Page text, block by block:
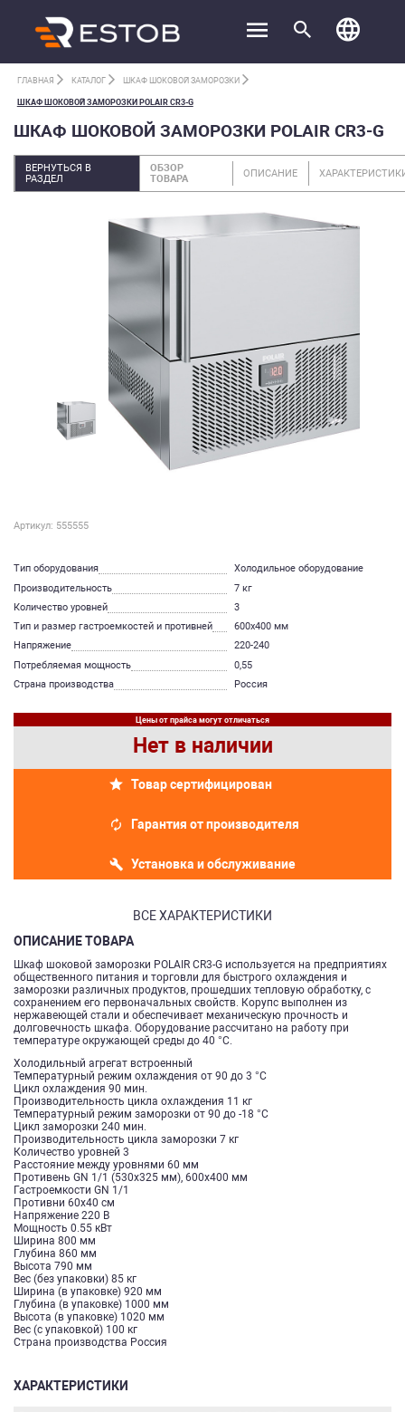
ГЛАВНАЯ КАТАЛОГ ШКАФ ШОКОВОЙ ЗАМОРОЗКИ
ШКАФ ШОКОВОЙ ЗАМОРОЗКИ POLAIR CR3-G
ШКАФ ШОКОВОЙ ЗАМОРОЗКИ POLAIR CR3-G
ВЕРНУТЬСЯ В
РАЗДЕЛ
ОБЗОР
ТОВАРА
ОПИСАНИЕ
Артикул: 555555
Тип оборудования
Холодильное оборудование
Производительность
7 кг
Количество уровней
3
Тип и размер гастроемкостей и противней
600х400 мм
Напряжение
220-240
Потребляемая мощность
0,55
Страна производства
Россия
Цены от прайса могут отличаться
Нет в наличии
Товар сертифицирован
Гарантия от производителя
Установка и обслуживание
ВСЕ ХАРАКТЕРИСТИКИ
ОПИСАНИЕ ТОВАРА
Шкаф шоковой заморозки​ POLAIR CR3-G используется на предприятиях
общественного питания и торговли для быстрого охлаждения и
заморозки различных продуктов, прошедших тепловую обработку, с
сохранением его первоначальных свойств. Корупс выполнен из
нержавеющей стали и обеспечивает механическую прочность и
долговечность шкафа. Оборудование рассчитано на работу при
температуре окружающей среды до 40 °С.
Холодильный агрегат встроенный
Температурный режим охлаждения от 90 до 3 °С
Цикл охлаждения 90 мин.
Производительность цикла охлаждения 11 кг
Температурный режим заморозки от 90 до -18 °С
Цикл заморозки 240 мин.
Производительность цикла заморозки 7 кг
Количество уровней 3
Расстояние между уровнями 60 мм
Противень GN 1/1 (530x325 мм), 600х400 мм
Гастроемкости GN 1/1
Противни 60х40 см
Напряжение 220 В
Мощность 0.55 кВт
Ширина 800 мм
Глубина 860 мм
Высота 790 мм
Вес (без упаковки) 85 кг
Ширина (в упаковке) 920 мм
Глубина (в упаковке) 1000 мм
Высота (в упаковке) 1020 мм
Вес (с упаковкой) 100 кг
Страна производства Россия
ХАРАКТЕРИСТИКИ